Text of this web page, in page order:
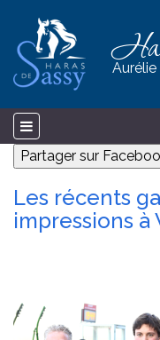
Partager sur
Les récents
impressions à